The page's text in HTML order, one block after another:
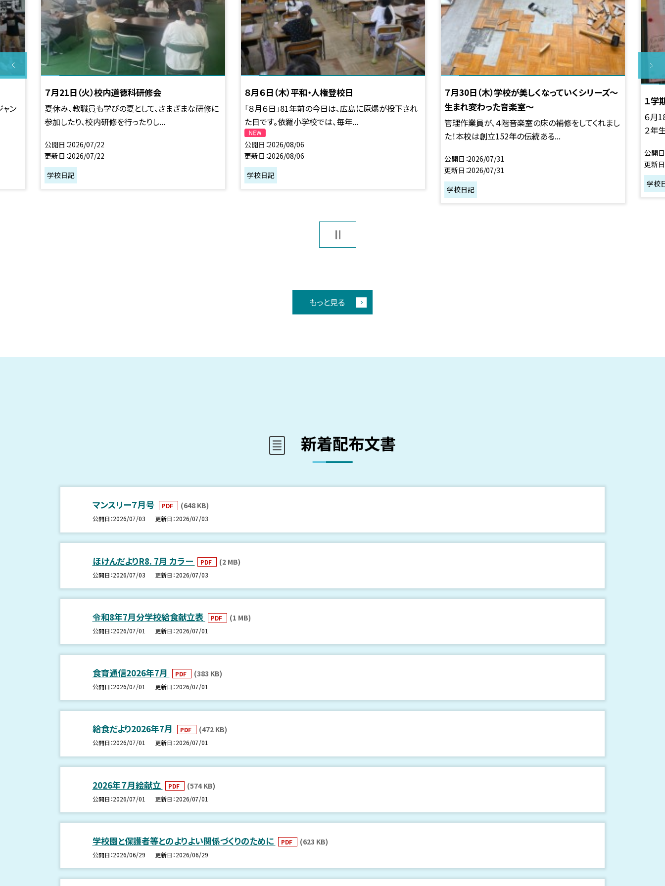
ャン
７月21日（火）校内道徳科研修会
夏休み、教職員も学びの夏として、さまざまな研修に
参加したり、校内研修を行ったりし...
公開日 2026/07/22
更新日 2026/07/22
学校日記
８月６日（木）平和・人権登校日
「８月６日」81年前の今日は、広島に原爆が投下され
た日です。依羅小学校では、毎年...
公開日 2026/08/06
更新日 2026/08/06
学校日記
７月30日（木）学校が美しくなっていくシリーズ～
生まれ変わった音楽室～
管理作業員が、４階音楽室の床の補修をしてくれまし
た！本校は創立152年の伝統ある...
公開日 2026/07/31
更新日 2026/07/31
学校日記
１学
６月
２年
公開日
更新日
学校
もっと見る
新着配布文書
マンスリー７月号 PDF (648 KB)
公開日 2026/07/03 更新日 2026/07/03
ほけんだよりR8. 7月 カラー PDF (2 MB)
公開日 2026/07/03 更新日 2026/07/03
令和8年7月分学校給食献立表 PDF (1 MB)
公開日 2026/07/01 更新日 2026/07/01
食育通信2026年7月 PDF (383 KB)
公開日 2026/07/01 更新日 2026/07/01
給食だより2026年7月 PDF (472 KB)
公開日 2026/07/01 更新日 2026/07/01
2026年７月絵献立 PDF (574 KB)
公開日 2026/07/01 更新日 2026/07/01
学校園と保護者等とのよりよい関係づくりのために PDF (623 KB)
公開日 2026/06/29 更新日 2026/06/29